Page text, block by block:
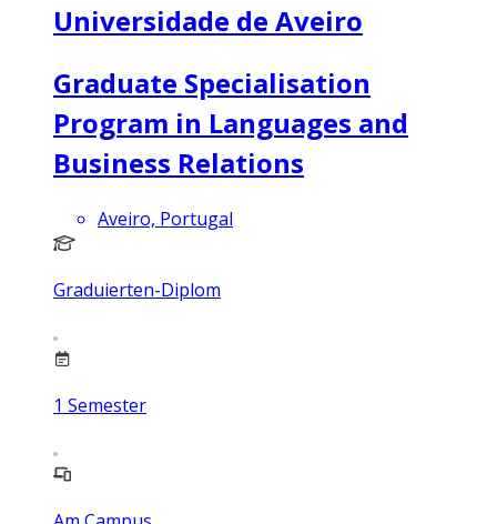
Universidade de Aveiro
Graduate Specialisation
Program in Languages and
Business Relations
Aveiro, Portugal
Graduierten-Diplom
1 Semester